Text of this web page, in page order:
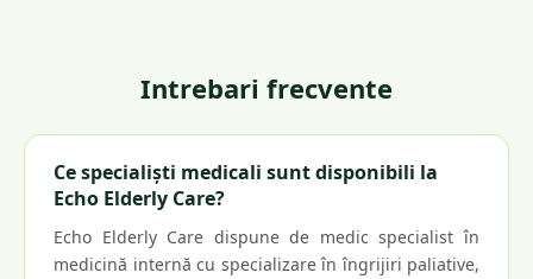
Intrebari frecvente
Ce specialiști medicali sunt disponibili la
Echo Elderly Care?
Echo Elderly Care dispune de medic specialist în
medicină internă cu specializare în îngrijiri paliative,